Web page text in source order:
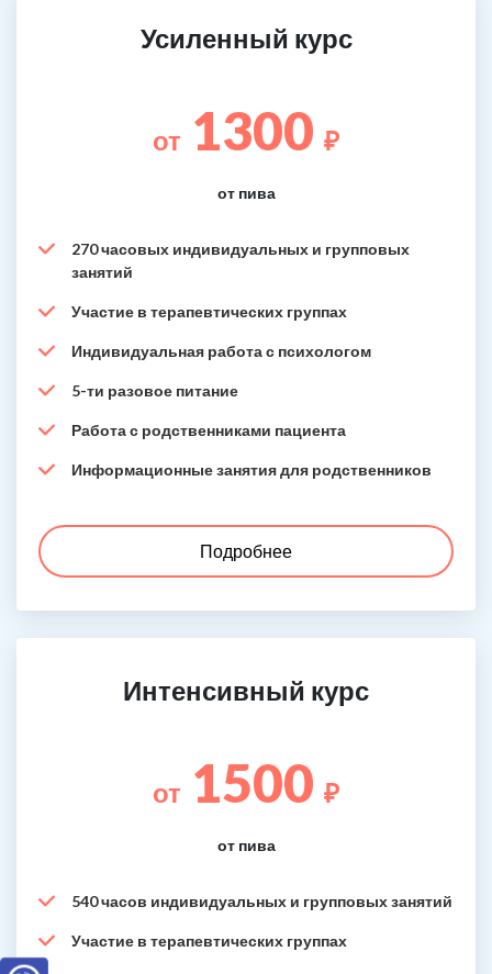
Усиленный курс
от 1300 ₽
от пива
270 часовых индивидуальных и групповых
занятий
Участие в терапевтических группах
Индивидуальная работа с психологом
5-ти разовое питание
Работа с родственниками пациента
Информационные занятия для родственников
Подробнее
Интенсивный курс
от 1500 ₽
от пива
540 часов индивидуальных и групповых занятий
Участие в терапевтических группах